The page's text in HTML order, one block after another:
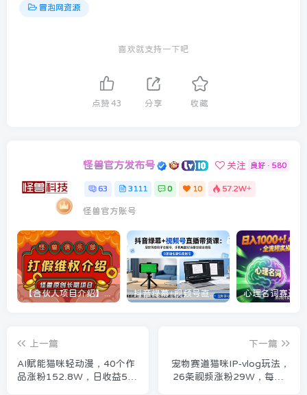
冒泡网资源
喜欢就支持一下吧
点赞 43 分享 收藏
怪兽官方发布号 关注 良好 · 580
63 3111 0 10 57.2W+
怪兽官方账号
【合伙人项目介绍】打假维权项目介绍 抖音绿幕+视频号直播带货课：居家照着稿子念起号，手机电脑双场景搭建全流程
上一篇
AI赋能猫咪轻动漫，40个作
品涨粉152.8W，日收益5张
下一篇
宠物赛道猫咪IP-vlog玩法，
26条视频涨粉29W，每天5